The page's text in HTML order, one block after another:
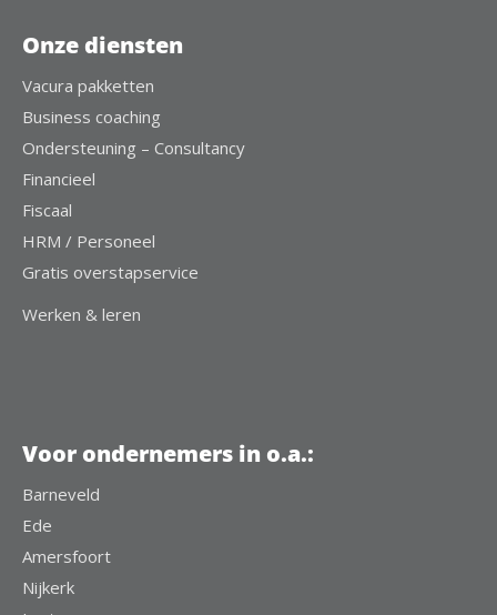
Onze diensten
Vacura pakketten
Business coaching
Ondersteuning – Consultancy
Financieel
Fiscaal
HRM / Personeel
Gratis overstapservice
Werken & leren
Voor ondernemers in o.a.:
Barneveld
Ede
Amersfoort
Nijkerk